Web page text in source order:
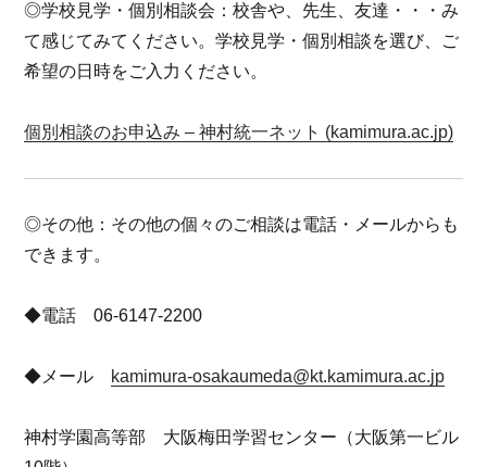
◎学校見学・個別相談会：校舎や、先生、友達・・・み
て感じてみてください。学校見学・個別相談を選び、ご
希望の日時をご入力ください。
個別相談のお申込み – 神村統一ネット (kamimura.ac.jp)
◎その他：その他の個々のご相談は電話・メールからも
できます。
◆電話 06-6147-2200
◆メール kamimura-osakaumeda@kt.kamimura.ac.jp
神村学園高等部 大阪梅田学習センター（大阪第一ビル